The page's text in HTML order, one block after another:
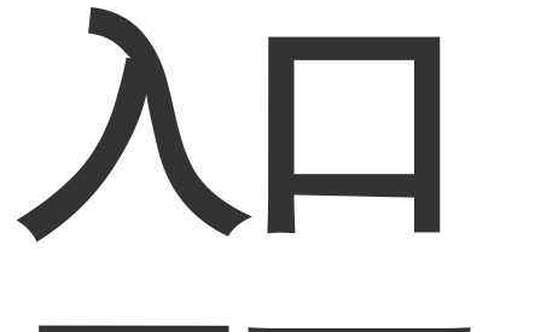
入口